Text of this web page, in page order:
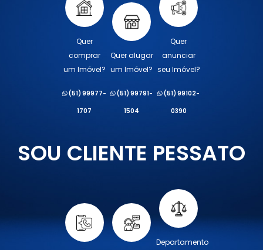
Quer
comprar
um Imóvel?
(51) 99977-
1707
Quer alugar
um Imóvel?
(51) 99791-
1504
Quer
anunciar
seu Imóvel?
(51) 99102-
0390
SOU CLIENTE PESSATO
Departamento